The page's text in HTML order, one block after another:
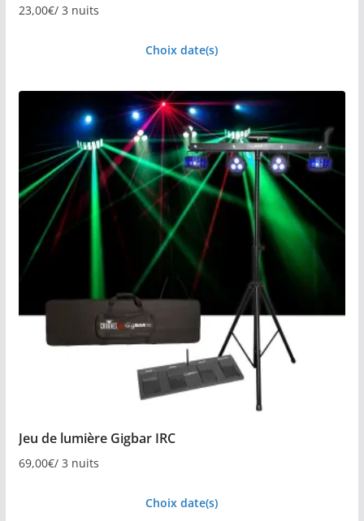
23,00€/ 3 nuits
Choix date(s)
Jeu de lumière Gigbar IRC
69,00€/ 3 nuits
Choix date(s)